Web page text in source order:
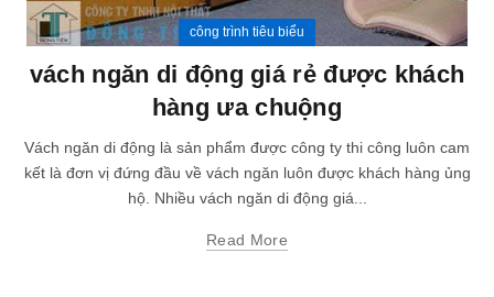
công trình tiêu biểu
vách ngăn di động giá rẻ được khách
hàng ưa chuộng
Vách ngăn di động là sản phẩm được công ty thi công luôn cam
kết là đơn vị đứng đầu về vách ngăn luôn được khách hàng ủng
hộ. Nhiều vách ngăn di động giá...
Read More